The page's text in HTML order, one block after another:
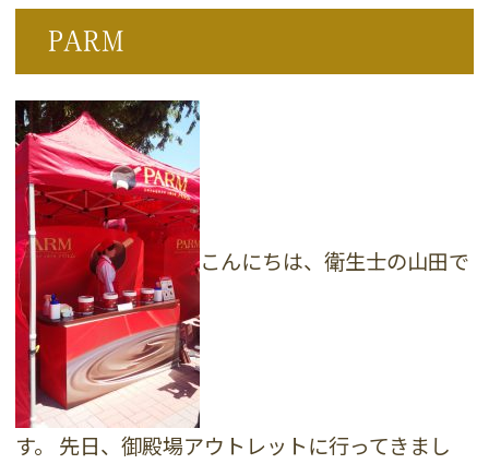
PARM
こんにちは、衛生士の山田で
す。 先日、御殿場アウトレットに行ってきまし